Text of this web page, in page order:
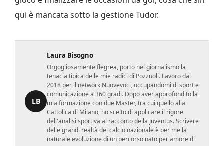
qui è mancata sotto la gestione Tudor.
LB
Laura Bisogno
Orgogliosamente flegrea, porto nel giornalismo la
tenacia tipica delle mie radici di Pozzuoli. Lavoro dal
2018 per il network Nuovevoci, occupandomi di sport e
comunicazione a 360 gradi. Dopo aver approfondito la
mia formazione con due Master, tra cui quello alla
Cattolica di Milano, ho scelto di applicare il rigore
dell'analisi sportiva al racconto della Juventus. Scrivere
delle grandi realtà del calcio nazionale è per me la
naturale evoluzione di un percorso nato per amore di